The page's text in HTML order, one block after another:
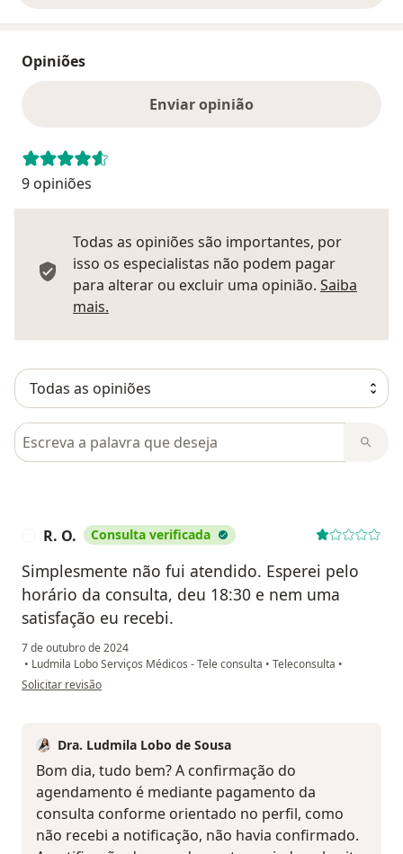
Opiniões
Enviar opinião
9 opiniões
Todas as opiniões são importantes, por
isso os especialistas não podem pagar
para alterar ou excluir uma opinião. Saiba
mais.
Pesquisar em opiniões
R. O. Consulta verificada
Simplesmente não fui atendido. Esperei pelo
horário da consulta, deu 18:30 e nem uma
satisfação eu recebi.
7 de outubro de 2024
• Ludmila Lobo Serviços Médicos - Tele consulta • Teleconsulta •
na opinião do utilizador R. O.
Solicitar revisão
Dra. Ludmila Lobo de Sousa
Bom dia, tudo bem? A confirmação do
agendamento é mediante pagamento da
consulta conforme orientado no perfil, como
não recebi a notificação, não havia confirmado.